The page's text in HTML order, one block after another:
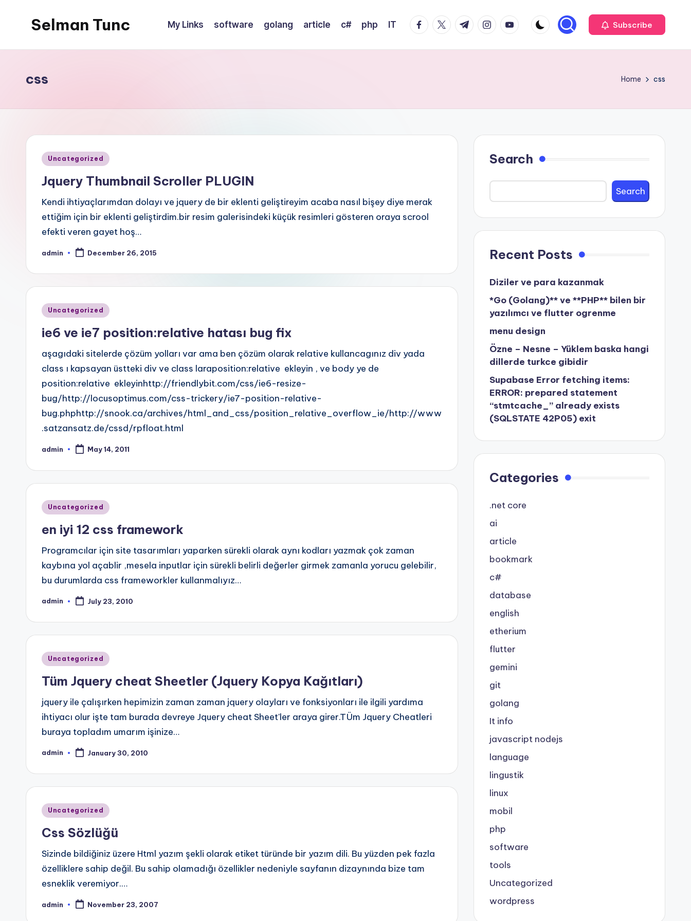
Selman Tunc My Links software golang article c# php IT facebook.com
twitter.com
t.me instagram.com
youtube.com Subscribe
css Home css
Posted
Uncategorized
Jquery Thumbnail Scroller PLUGIN
Kendi ihtiyaçlarımdan dolayı ve jquery de bir eklenti geliştireyim acaba nasıl bişey diye merak
ettiğim için bir eklenti geliştirdim.bir resim galerisindeki küçük resimleri gösteren oraya scrool
efekti veren gayet hoş…
Posted
admin December 26, 2015
Posted
Uncategorized
ie6 ve ie7 position:relative hatası bug fix
aşagıdaki sitelerde çözüm yolları var ama ben çözüm olarak relative kullancagınız div yada
class ı kapsayan üstteki div ve class laraposition:relative ekleyin , ve body ye de
position:relative ekleyinhttp://friendlybit.com/css/ie6-resize-
bug/http://locusoptimus.com/css-trickery/ie7-position-relative-
bug.phphttp://snook.ca/archives/html_and_css/position_relative_overflow_ie/http://www
.satzansatz.de/cssd/rpfloat.html
Posted
admin May 14, 2011
Posted
Uncategorized
en iyi 12 css framework
Programcılar için site tasarımları yaparken sürekli olarak aynı kodları yazmak çok zaman
kaybına yol açablir ,mesela inputlar için sürekli belirli değerler girmek zamanla yorucu gelebilir,
bu durumlarda css frameworkler kullanmalıyız…
Posted
admin July 23, 2010
Posted
Uncategorized
Tüm Jquery cheat Sheetler (Jquery Kopya Kağıtları)
jquery ile çalışırken hepimizin zaman zaman jquery olayları ve fonksiyonları ile ilgili yardıma
ihtiyacı olur işte tam burada devreye Jquery cheat Sheet'ler araya girer.TÜm Jquery Cheatleri
buraya topladım umarım işinize…
Posted
admin January 30, 2010
Posted
Uncategorized
Css Sözlüğü
Sizinde bildiğiniz üzere Html yazım şekli olarak etiket türünde bir yazım dili. Bu yüzden pek fazla
özelliklere sahip değil. Bu sahip olamadığı özellikler nedeniyle sayfanın dizaynında bize tam
esneklik veremiyor.…
Posted
admin November 23, 2007
Search
Search
Recent Posts
Diziler ve para kazanmak
*Go (Golang)** ve **PHP** bilen bir
yazılımcı ve flutter ogrenme
menu design
Özne – Nesne – Yüklem baska hangi
dillerde turkce gibidir
Supabase Error fetching items:
ERROR: prepared statement
“stmtcache_” already exists
(SQLSTATE 42P05) exit
Categories
.net core
ai
article
bookmark
c#
database
english
etherium
flutter
gemini
git
golang
It info
javascript nodejs
language
lingustik
linux
mobil
php
software
tools
Uncategorized
wordpress